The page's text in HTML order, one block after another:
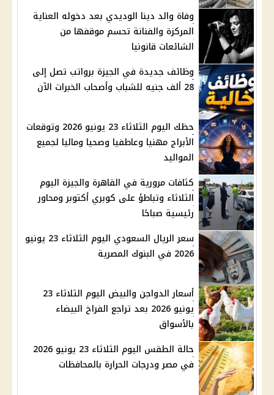
وفاة والد دينا الوديدي بعد دخوله العناية
المركزة والفنانة تحسم موقفها من
الشائعات قانونيا
وظائف جديدة في الجيزة برواتب تصل إلى
28 ألف جنيه للشباب وأصحاب الخبرات الآن
حظك اليوم الثلاثاء 23 يونيو 2026 وتوقعات
الأبراج مهنيا وعاطفيا وصحيا وماليا لجميع
المواليد
كثافات مرورية في القاهرة والجيزة اليوم
الثلاثاء وتباطؤ على كوبري أكتوبر ومحاور
رئيسية صباحًا
سعر الريال السعودي اليوم الثلاثاء 23 يونيو
2026 في البنوك المصرية
أسعار الدواجن والبيض اليوم الثلاثاء 23
يونيو 2026 بعد تراجع الفراخ البيضاء
بالأسواق
حالة الطقس اليوم الثلاثاء 23 يونيو 2026
في مصر ودرجات الحرارة بالمحافظات